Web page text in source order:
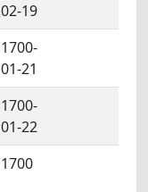
02-19
1700-
01-21
1700-
01-22
1700